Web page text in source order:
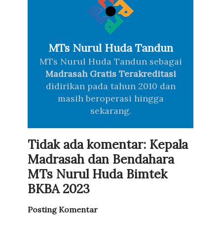
MTs Nurul Huda Tandun
MTs Nurul Huda Tandun sebagai
Madrasah Gratis Terakreditasi
didirikan pada tahun 2010 dan
masih beroperasi hingga
sekarang.
Tidak ada komentar: Kepala
Madrasah dan Bendahara
MTs Nurul Huda Bimtek
BKBA 2023
Posting Komentar